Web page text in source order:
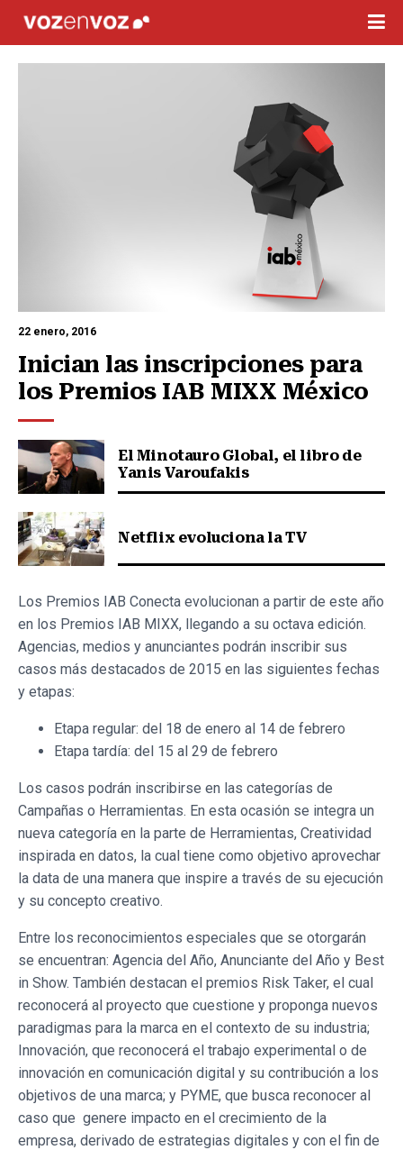
22 enero, 2016
Inician las inscripciones para
los Premios IAB MIXX México
El Minotauro Global, el libro de
Yanis Varoufakis
Netflix evoluciona la TV
Los Premios IAB Conecta evolucionan a partir de este año
en los Premios IAB MIXX, llegando a su octava edición.
Agencias, medios y anunciantes podrán inscribir sus
casos más destacados de 2015 en las siguientes fechas
y etapas:
Etapa regular: del 18 de enero al 14 de febrero
Etapa tardía: del 15 al 29 de febrero
Los casos podrán inscribirse en las categorías de
Campañas o Herramientas. En esta ocasión se integra un
nueva categoría en la parte de Herramientas, Creatividad
inspirada en datos, la cual tiene como objetivo aprovechar
la data de una manera que inspire a través de su ejecución
y su concepto creativo.
Entre los reconocimientos especiales que se otorgarán
se encuentran: Agencia del Año, Anunciante del Año y Best
in Show. También destacan el premios Risk Taker, el cual
reconocerá al proyecto que cuestione y proponga nuevos
paradigmas para la marca en el contexto de su industria;
Innovación, que reconocerá el trabajo experimental o de
innovación en comunicación digital y su contribución a los
objetivos de una marca; y PYME, que busca reconocer al
caso que genere impacto en el crecimiento de la
empresa, derivado de estrategias digitales y con el fin de